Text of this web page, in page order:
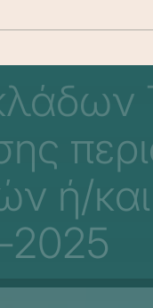
ή/
2025